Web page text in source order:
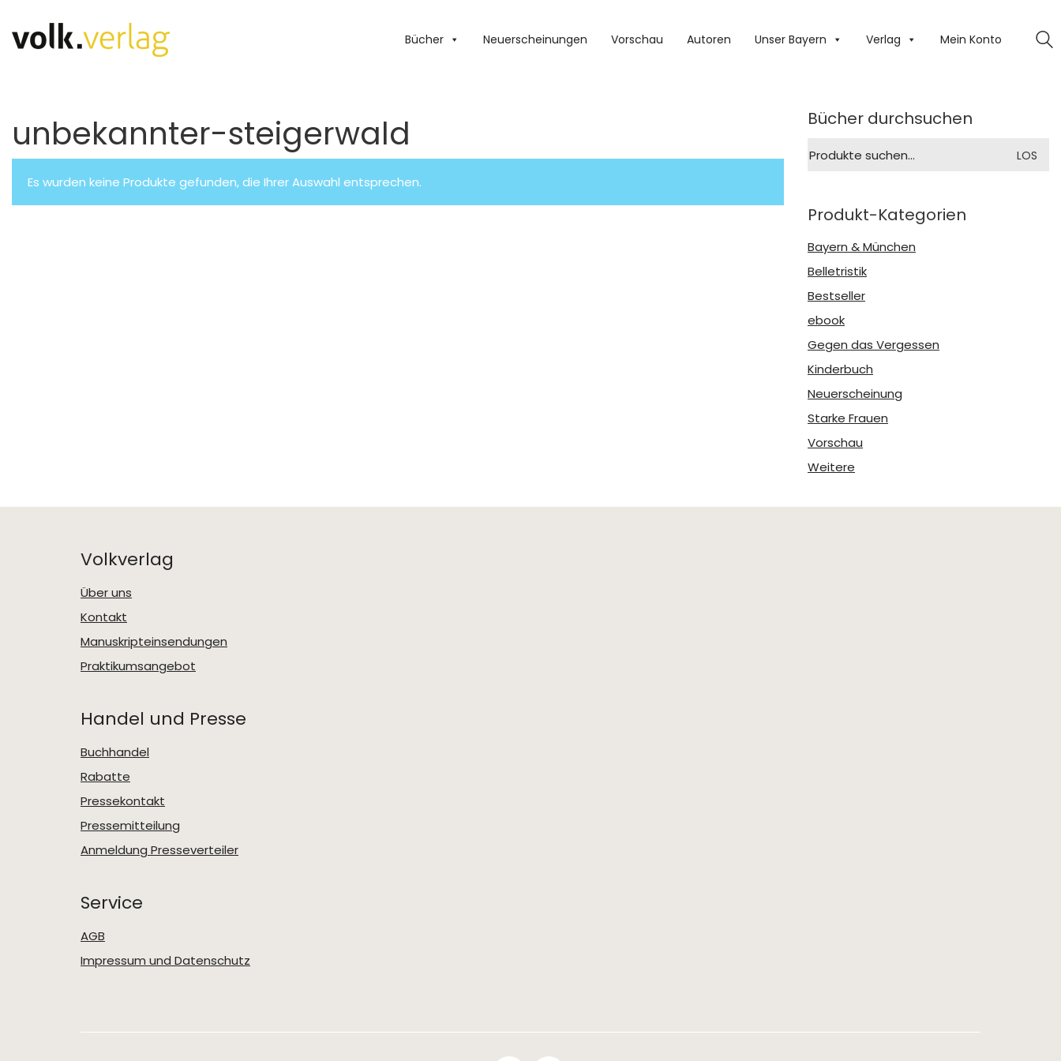
Bücher Neuerscheinungen Vorschau Autoren Unser Bayern Verlag Mein Konto
unbekannter-steigerwald
Es wurden keine Produkte gefunden, die Ihrer Auswahl entsprechen.
Bücher durchsuchen
nach:
LOS
Produkt-Kategorien
Bayern & München
Belletristik
Bestseller
ebook
Gegen das Vergessen
Kinderbuch
Neuerscheinung
Starke Frauen
Vorschau
Weitere
Volkverlag
Über uns
Kontakt
Manuskripteinsendungen
Praktikumsangebot
Handel und Presse
Buchhandel
Rabatte
Pressekontakt
Pressemitteilung
Anmeldung Presseverteiler
Service
AGB
Impressum und Datenschutz